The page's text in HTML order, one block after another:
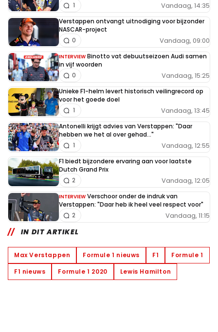
Vandaag, 14:35
1
Verstappen ontvangt uitnodiging voor bijzonder
NASCAR-project
Vandaag, 09:00
0
INTERVIEW Binotto vat debuutseizoen Audi samen
in vijf woorden
Vandaag, 15:25
0
Unieke F1-helm levert historisch veilingrecord op
voor het goede doel
Vandaag, 13:45
1
Antonelli krijgt advies van Verstappen: "Daar
hebben we het al over gehad..."
Vandaag, 12:55
1
F1 biedt bijzondere ervaring aan voor laatste
Dutch Grand Prix
Vandaag, 12:05
2
INTERVIEW Verschoor onder de indruk van
Verstappen: "Daar heb ik heel veel respect voor"
Vandaag, 11:15
2
IN DIT ARTIKEL
Max Verstappen Formule 1 nieuws F1
Formule 1
F1 nieuws
Formule 1 2020 Lewis Hamilton